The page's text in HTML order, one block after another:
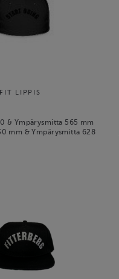
LIPPIS
& Ympärysmitta 565 mm
mm & Ympärysmitta 628